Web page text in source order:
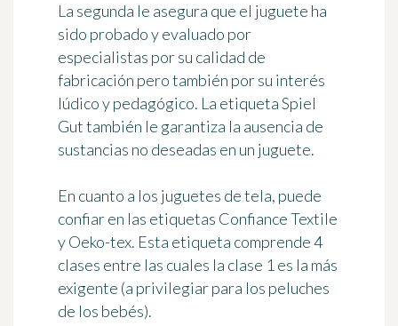
La segunda le asegura que el juguete ha
sido probado y evaluado por
especialistas por su calidad de
fabricación pero también por su interés
lúdico y pedagógico. La etiqueta Spiel
Gut también le garantiza la ausencia de
sustancias no deseadas en un juguete.
En cuanto a los juguetes de tela, puede
confiar en las etiquetas Confiance Textile
yOeko-tex. Esta etiqueta comprende 4
clases entre las cuales la clase 1 es la más
exigente (a privilegiar para los peluches
de los bebés).